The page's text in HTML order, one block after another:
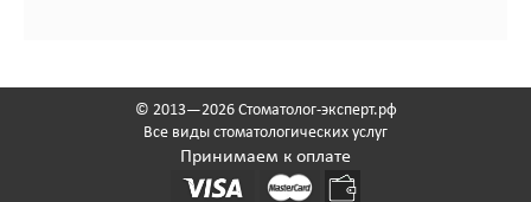
© 2013—2026 Стоматолог-эксперт.рф
Все виды стоматологических услуг
Принимаем к оплате